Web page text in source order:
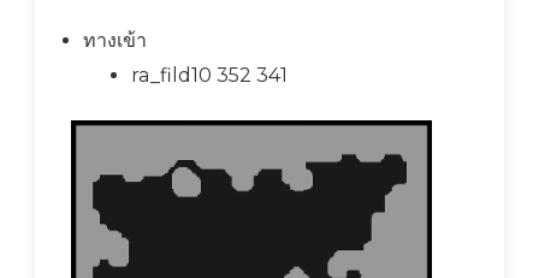
ทางเข้า
ra_fild10 352 341